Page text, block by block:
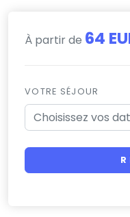
À partir de 64
VOTRE SÉJOUR